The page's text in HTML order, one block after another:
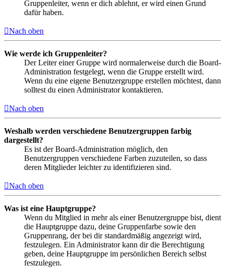
Gruppenleiter, wenn er dich ablehnt, er wird einen Grund
dafür haben.
Nach oben
Wie werde ich Gruppenleiter?
Der Leiter einer Gruppe wird normalerweise durch die Board-
Administration festgelegt, wenn die Gruppe erstellt wird.
Wenn du eine eigene Benutzergruppe erstellen möchtest, dann
solltest du einen Administrator kontaktieren.
Nach oben
Weshalb werden verschiedene Benutzergruppen farbig
dargestellt?
Es ist der Board-Administration möglich, den
Benutzergruppen verschiedene Farben zuzuteilen, so dass
deren Mitglieder leichter zu identifizieren sind.
Nach oben
Was ist eine Hauptgruppe?
Wenn du Mitglied in mehr als einer Benutzergruppe bist, dient
die Hauptgruppe dazu, deine Gruppenfarbe sowie den
Gruppenrang, der bei dir standardmäßig angezeigt wird,
festzulegen. Ein Administrator kann dir die Berechtigung
geben, deine Hauptgruppe im persönlichen Bereich selbst
festzulegen.